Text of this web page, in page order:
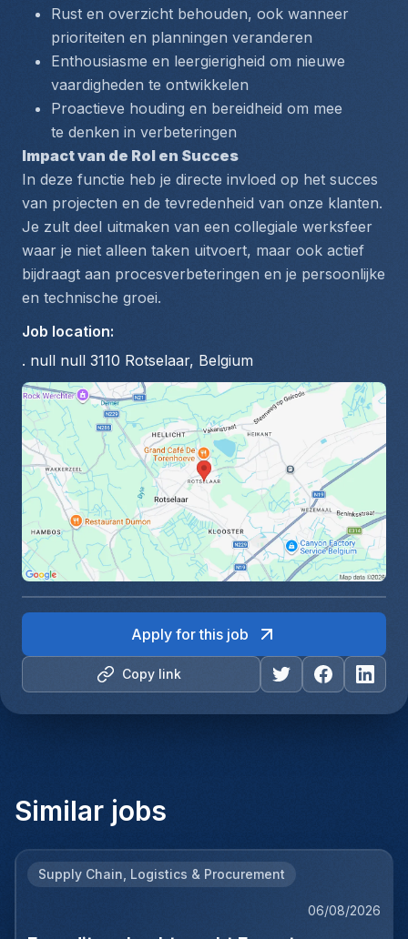
Rust en overzicht behouden, ook wanneer
prioriteiten en planningen veranderen
Enthousiasme en leergierigheid om nieuwe
vaardigheden te ontwikkelen
Proactieve houding en bereidheid om mee
te denken in verbeteringen
Impact van de Rol en Succes
In deze functie heb je directe invloed op het succes
van projecten en de tevredenheid van onze klanten.
Je zult deel uitmaken van een collegiale werksfeer
waar je niet alleen taken uitvoert, maar ook actief
bijdraagt aan procesverbeteringen en je persoonlijke
en technische groei.
Job location:
. null null 3110 Rotselaar, Belgium
Copy link
Apply for this job
Similar jobs
Supply Chain, Logistics & Procurement
06/08/2026